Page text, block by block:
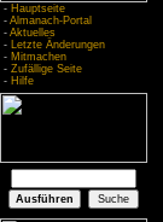
- Hauptseite
- Almanach-Portal
- Aktuelles
- Letzte Änderungen
- Mitmachen
- Zufällige Seite
- Hilfe